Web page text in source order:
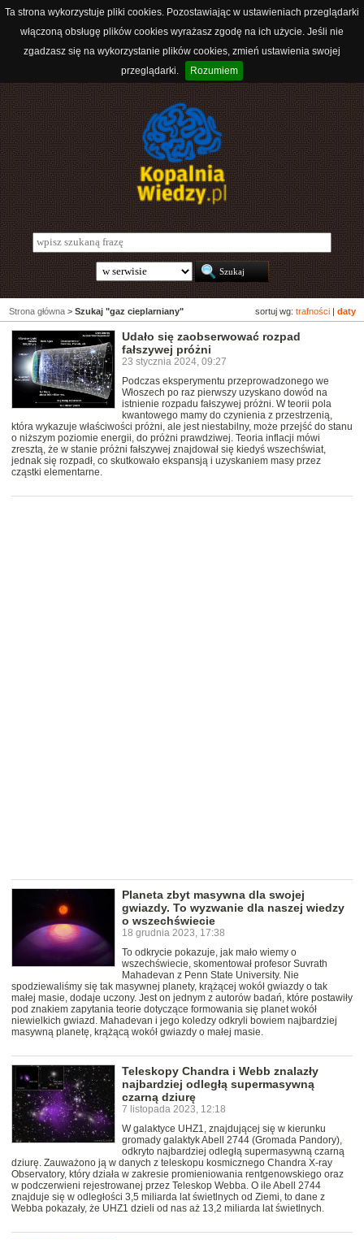
Ta strona wykorzystuje pliki cookies. Pozostawiając w ustawieniach przeglądarki
włączoną obsługę plików cookies wyrażasz zgodę na ich użycie. Jeśli nie
zgadzasz się na wykorzystanie plików cookies, zmień ustawienia swojej
przeglądarki.
Rozumiem
sortuj wg: trafności daty
Strona główna > Szukaj "gaz cieplarniany"
Udało się zaobserwować rozpad
fałszywej próżni
23 stycznia 2024, 09:27
Podczas eksperymentu przeprowadzonego we
Włoszech po raz pierwszy uzyskano dowód na
istnienie rozpadu fałszywej próżni. W teorii pola
kwantowego mamy do czynienia z przestrzenią,
która wykazuje właściwości próżni, ale jest niestabilny, może przejść do stanu
o niższym poziomie energii, do próżni prawdziwej. Teoria inflacji mówi
zresztą, że w stanie próżni fałszywej znajdował się kiedyś wszechświat,
jednak się rozpadł, co skutkowało ekspansją i uzyskaniem masy przez
cząstki elementarne.
Planeta zbyt masywna dla swojej
gwiazdy. To wyzwanie dla naszej wiedzy
o wszechświecie
18 grudnia 2023, 17:38
To odkrycie pokazuje, jak mało wiemy o
wszechświecie, skomentował profesor Suvrath
Mahadevan z Penn State University. Nie
spodziewaliśmy się tak masywnej planety, krążącej wokół gwiazdy o tak
małej masie, dodaje uczony. Jest on jednym z autorów badań, które postawiły
pod znakiem zapytania teorie dotyczące formowania się planet wokół
niewielkich gwiazd. Mahadevan i jego koledzy odkryli bowiem najbardziej
masywną planetę, krążącą wokół gwiazdy o małej masie.
Teleskopy Chandra i Webb znalazły
najbardziej odległą supermasywną
czarną dziurę
7 listopada 2023, 12:18
W galaktyce UHZ1, znajdującej się w kierunku
gromady galaktyk Abell 2744 (Gromada Pandory),
odkryto najbardziej odległą supermasywną czarną
dziurę. Zauważono ją w danych z teleskopu kosmicznego Chandra X-ray
Observatory, który działa w zakresie promieniowania rentgenowskiego oraz
w podczerwieni rejestrowanej przez Teleskop Webba. O ile Abell 2744
znajduje się w odległości 3,5 miliarda lat świetlnych od Ziemi, to dane z
Webba pokazały, że UHZ1 dzieli od nas aż 13,2 miliarda lat świetlnych.